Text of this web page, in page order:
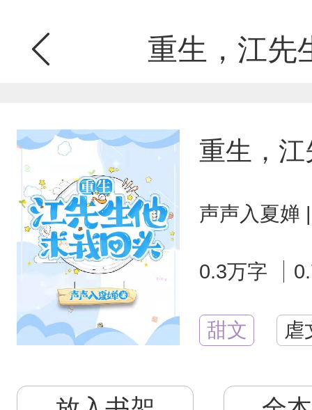
重生，江先
重生，
声声入夏婵
0.3万字
甜文 虐